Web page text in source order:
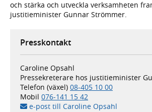
och stärka och utveckla verksamheten
justitieminister Gunnar Strömmer.
Presskontakt
Caroline Opsahl
Pressekreterare hos justitieminister
Telefon (växel) 08-405 10 00
Mobil 076-141 15 42
e-post till Caroline Opsahl